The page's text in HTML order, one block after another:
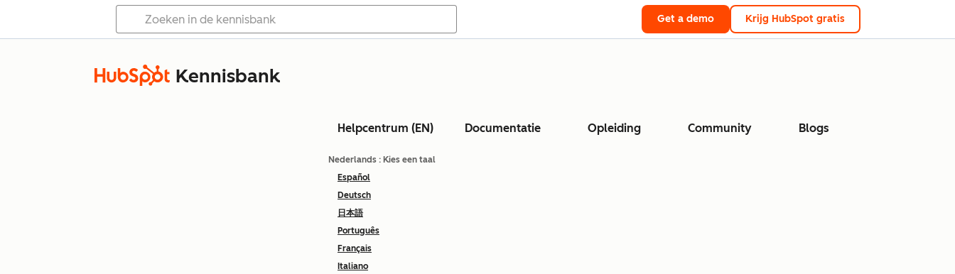
Get a demo Krijg HubSpot gratis
Kennisbank
Helpcentrum (EN) Documentatie Opleiding Community Blogs
Nederlands : Kies een taal
Español
Deutsch
日本語
Português
Français
Italiano